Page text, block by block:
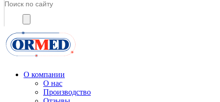
О компании
О нас
Производство